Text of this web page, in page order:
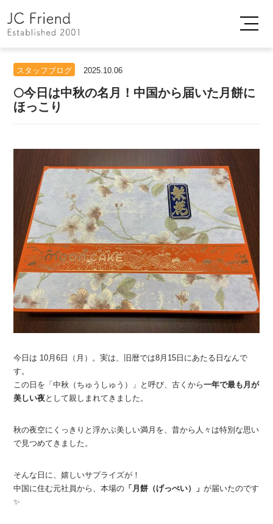
スタッフブログ 2025.10.06
🌕今日は中秋の名月！中国から届いた月餅に
ほっこり
今日は 10月6日（月）。実は、旧暦では8月15日にあたる日なんで
す。
この日を「中秋（ちゅうしゅう）」と呼び、古くから一年で最も月が
美しい夜として親しまれてきました。
秋の夜空にくっきりと浮かぶ美しい満月を、昔から人々は特別な思い
で見つめてきました。
そんな日に、嬉しいサプライズが！
中国に住む元社員から、本場の 「月餅（げっぺい）」が届いたのです
✨